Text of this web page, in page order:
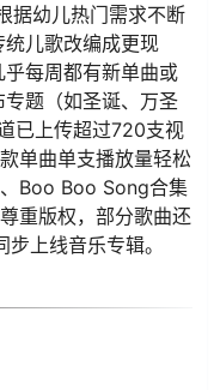
据幼儿热门需求不断
儿歌改编成更现
每周都有新单曲或
题（如圣诞、万圣
已上传超过720支视
单曲单支播放量轻松
Boo Boo Song合集
重版权，部分歌曲还
上线音乐专辑。